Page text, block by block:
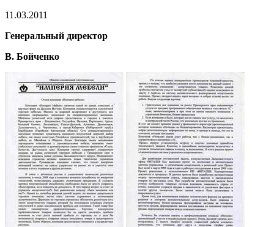
11.03.2011
Генеральный директор
В. Бойченко